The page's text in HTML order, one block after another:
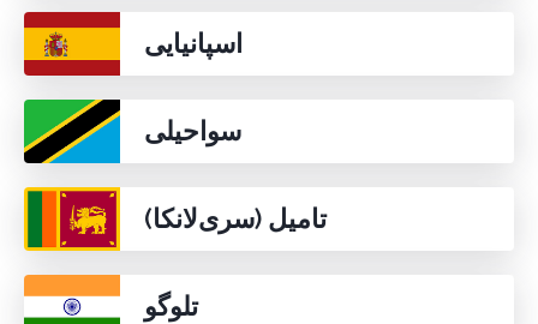
اسپانیایی
سواحیلی
تامیل (سری‌لانکا)
تلوگو